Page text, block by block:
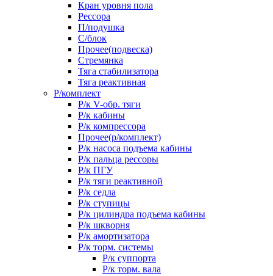
Кран уровня пола
Рессора
П/подушка
С/блок
Прочее(подвеска)
Стремянка
Тяга стабилизатора
Тяга реактивная
Р/комплект
Р/к V-обр. тяги
Р/к кабины
Р/к компрессора
Прочее(р/комплект)
Р/к насоса подъема кабины
Р/к пальца рессоры
Р/к ПГУ
Р/к тяги реактивной
Р/к седла
Р/к ступицы
Р/к цилиндра подъема кабины
Р/к шкворня
Р/к амортизатора
Р/к торм. системы
Р/к суппорта
Р/к торм. вала